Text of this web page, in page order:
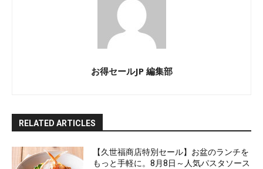
お得セールJP 編集部
RELATED ARTICLES
【久世福商店特別セール】お盆のランチを
もっと手軽に。8月8日～人気パスタソース